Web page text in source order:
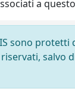
a
sono protetti
salvo